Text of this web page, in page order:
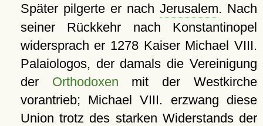
Später pilgerte er nach Jerusalem. Nach
seiner Rückkehr nach Konstantinopel
widersprach er 1278 Kaiser Michael VIII.
Palaiologos, der damals die Vereinigung
der Orthodoxen mit der Westkirche
vorantrieb; Michael VIII. erzwang diese
Union trotz des starken Widerstands der